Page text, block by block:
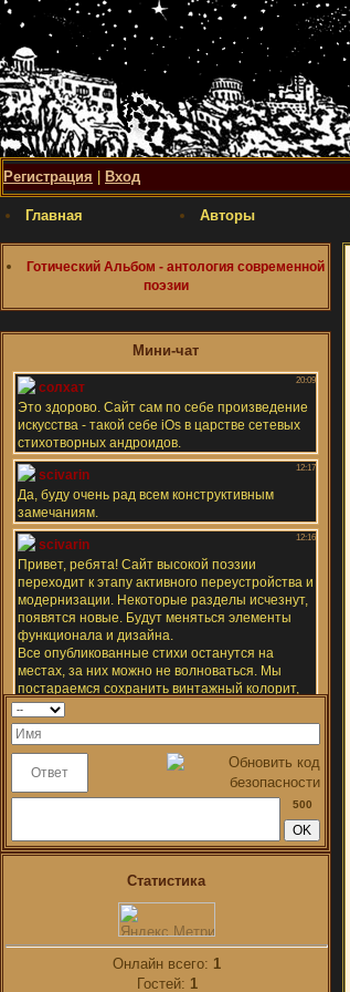
Регистрация Вход
Главная Авторы
Готический Альбом - антология современной
поэзии
Мини-чат
500
Статистика
Онлайн всего: 1
Гостей: 1